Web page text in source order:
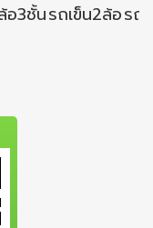
อ3ชั้นรถเข็น2ล้อรถ